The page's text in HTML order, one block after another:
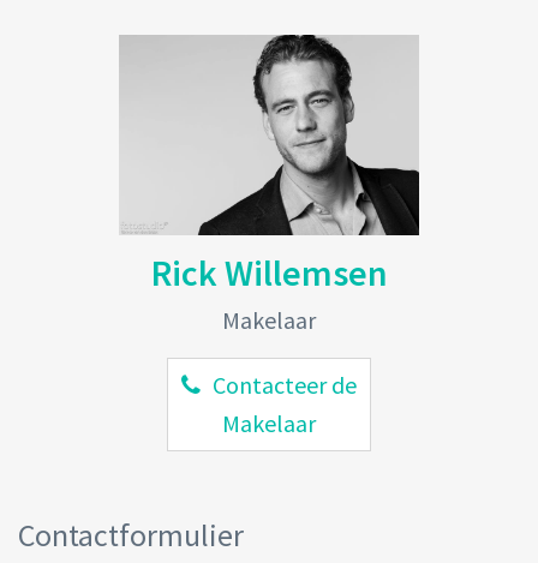
Rick Willemsen
Makelaar
Contacteer de
Makelaar
Contactformulier